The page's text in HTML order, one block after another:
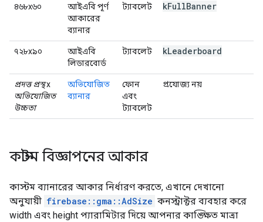
৪৬৮x৬০
আইএবি পূর্ণ
আকারের
ব্যানার
ট্যাবলেট kFullBanner
৭২৮x৯০
আইএবি
লিডারবোর্ড
ট্যাবলেট kLeaderboard
প্রদত্ত প্রস্থx
অভিযোজিত
উচ্চতা
অভিযোজিত
ব্যানার
ফোন
এবং
ট্যাবলেট
প্রযোজ্য নয়
কাস্টম বিজ্ঞাপনের আকার
কাস্টম ব্যানারের আকার নির্ধারণ করতে, এখানে দেখানো
অনুযায়ী firebase::gma::AdSize কনস্ট্রাক্টর ব্যবহার করে
width এবং height প্যারামিটার দিয়ে আপনার কাঙ্ক্ষিত মাত্রা